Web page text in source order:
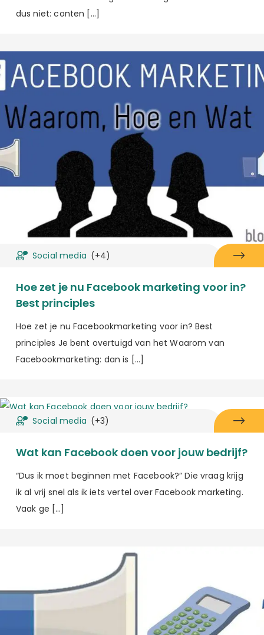
dus niet: conten […]
Social media (+4)
Hoe zet je nu Facebook marketing voor in?
Best principles
Hoe zet je nu Facebookmarketing voor in? Best
principles Je bent overtuigd van het Waarom van
Facebookmarketing: dan is […]
Social media (+3)
Wat kan Facebook doen voor jouw bedrijf?
“Dus ik moet beginnen met Facebook?” Die vraag krijg
ik al vrij snel als ik iets vertel over Facebook marketing.
Vaak ge […]